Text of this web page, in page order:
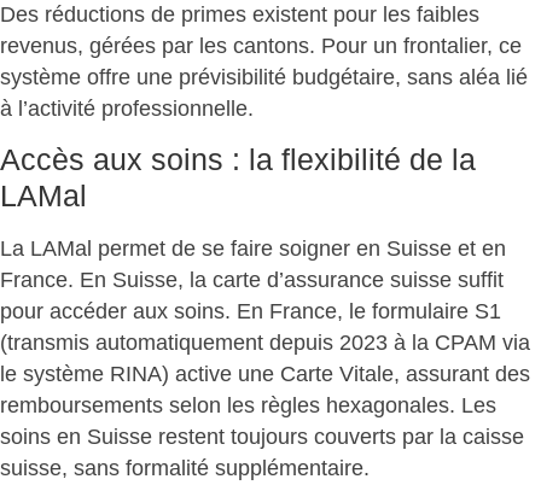
Des réductions de primes existent pour les faibles
revenus, gérées par les cantons. Pour un frontalier, ce
système offre une prévisibilité budgétaire, sans aléa lié
à l’activité professionnelle.
Accès aux soins : la flexibilité de la
LAMal
La LAMal permet de se faire soigner en Suisse et en
France. En Suisse, la carte d’assurance suisse suffit
pour accéder aux soins. En France, le formulaire S1
(transmis automatiquement depuis 2023 à la CPAM via
le système RINA) active une Carte Vitale, assurant des
remboursements selon les règles hexagonales. Les
soins en Suisse restent toujours couverts par la caisse
suisse, sans formalité supplémentaire.